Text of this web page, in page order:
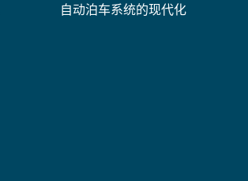
自动泊车系统的现代化